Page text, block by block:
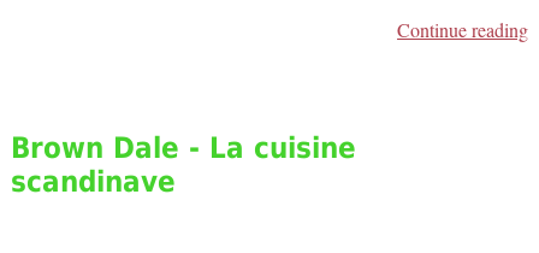
Continue reading
Brown Dale - La cuisine
scandinave